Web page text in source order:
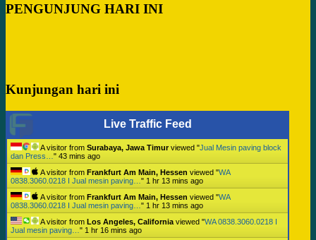
PENGUNJUNG HARI INI
Kunjungan hari ini
Live Traffic Feed
A visitor from Surabaya, Jawa Timurviewed "Jual Mesin paving block
dan Press… " 43 mins ago
A visitor from Frankfurt Am Main, Hessen viewed "WA
0838.3060.0218 I Jual mesin paving… " 1 hr 13 mins ago
A visitor from Frankfurt Am Main, Hessen viewed "WA
0838.3060.0218 I Jual mesin paving… " 1 hr 13 mins ago
A visitor from Los Angeles, California viewed "WA 0838.3060.0218 I
Jual mesin paving… " 1 hr 16 mins ago